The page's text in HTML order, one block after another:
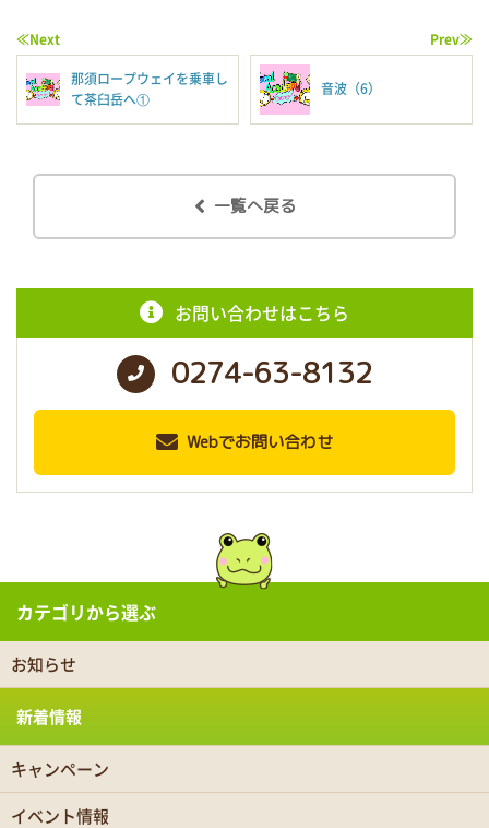
≪Next
那須ロープウェイを乗車し
て茶臼岳へ①
Prev≫
音波（6）
一覧へ戻る
お問い合わせはこちら
0274-63-8132
Webでお問い合わせ
カテゴリから選ぶ
お知らせ
新着情報
キャンペーン
イベント情報